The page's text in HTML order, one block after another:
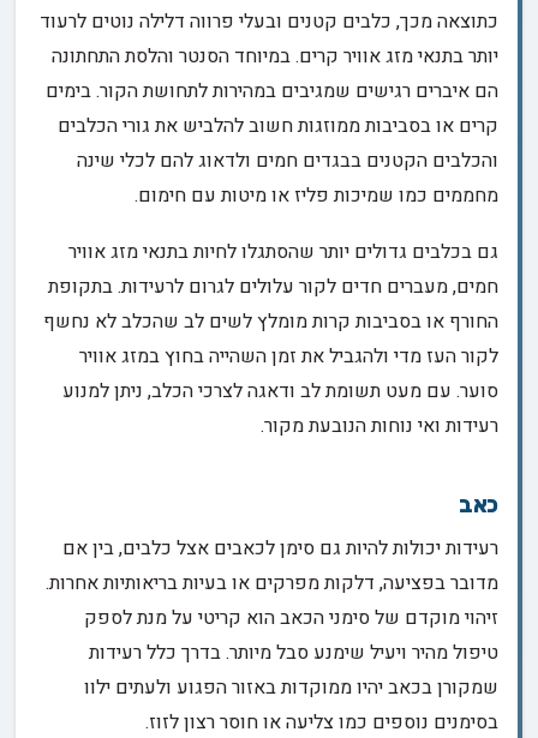
כתוצאה מכך, כלבים קטנים ובעלי פרווה דלילה נוטים לרעוד
יותר בתנאי מזג אוויר קרים. במיוחד הסנטר והלסת התחתונה
הם איברים רגישים שמגיבים במהירות לתחושת הקור. בימים
קרים או בסביבות ממוזגות חשוב להלביש את גורי הכלבים
והכלבים הקטנים בבגדים חמים ולדאוג להם לכלי שינה
מחממים כמו שמיכות פליז או מיטות עם חימום.
גם בכלבים גדולים יותר שהסתגלו לחיות בתנאי מזג אוויר
חמים, מעברים חדים לקור עלולים לגרום לרעידות. בתקופת
החורף או בסביבות קרות מומלץ לשים לב שהכלב לא נחשף
לקור העז מדי ולהגביל את זמן השהייה בחוץ במזג אוויר
סוער. עם מעט תשומת לב ודאגה לצרכי הכלב, ניתן למנוע
רעידות ואי נוחות הנובעת מקור.
כאב
רעידות יכולות להיות גם סימן לכאבים אצל כלבים, בין אם
מדובר בפציעה, דלקות מפרקים או בעיות בריאותיות אחרות.
זיהוי מוקדם של סימני הכאב הוא קריטי על מנת לספק
טיפול מהיר ויעיל שימנע סבל מיותר. בדרך כלל רעידות
שמקורן בכאב יהיו ממוקדות באזור הפגוע ולעתים ילוו
בסימנים נוספים כמו צליעה או חוסר רצון לזוז.